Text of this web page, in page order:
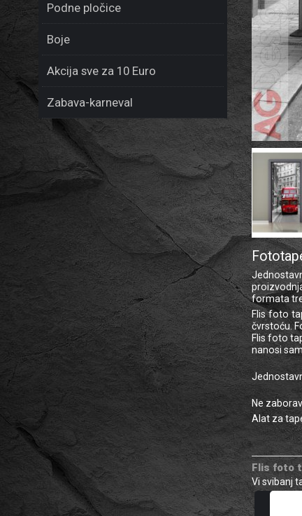
formata
Flis foto
čvrstoću.
Flis foto
nanosi
Ne
Alat za
Flis foto
Vi svibanj
Podne pločice
Boje
Akcija sve za 10 Euro
Zabava-karneval